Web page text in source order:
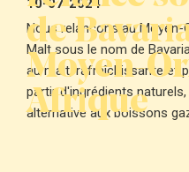
de
Moyen-
Afrique
10-07-2024
Nous relançons au Moyen-
Malt sous le nom de
au malt, rafraîchissante et
partir d'ingrédients
alternative aux boissons